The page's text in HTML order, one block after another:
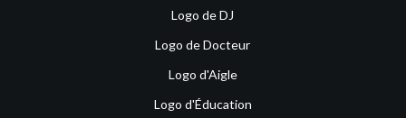
Logo de DJ
Logo de Docteur
Logo d'Aigle
Logo d'Éducation